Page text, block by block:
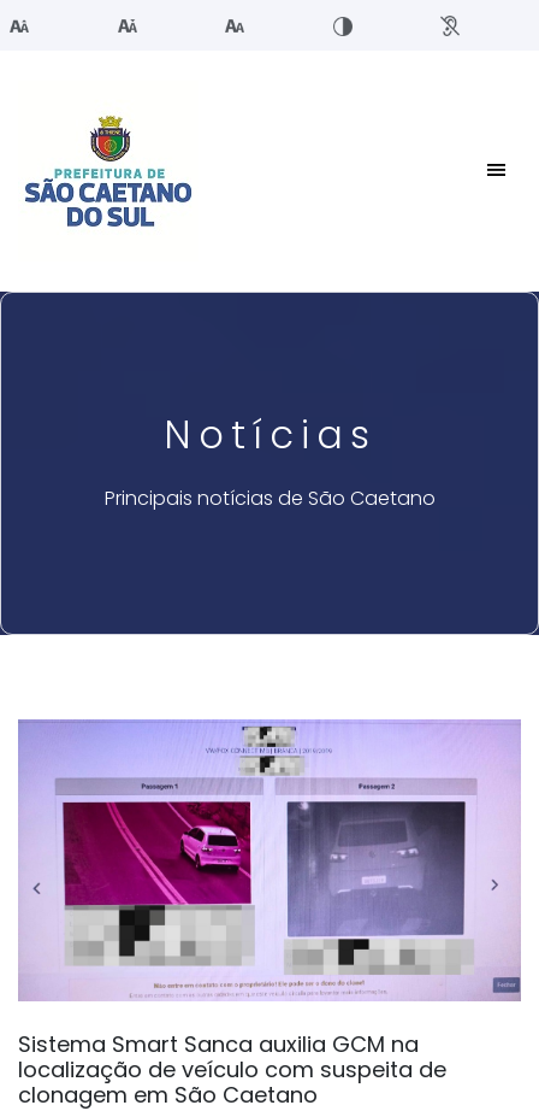
Notícias
Principais notícias de São Caetano
Sistema Smart Sanca auxilia GCM na
localização de veículo com suspeita de
clonagem em São Caetano